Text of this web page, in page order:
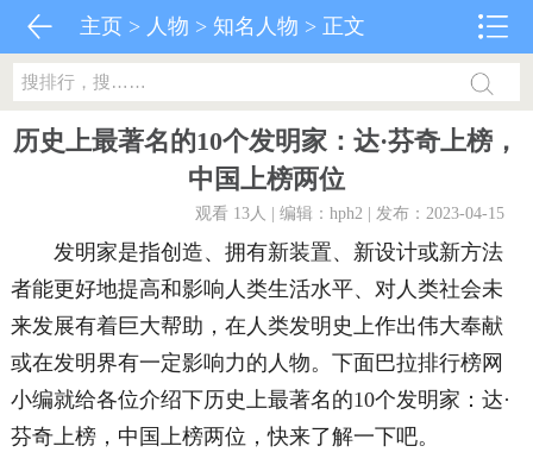
主页 > 人物 > 知名人物 > 正文
历史上最著名的10个发明家：达·芬奇上榜，
中国上榜两位
观看 13人 | 编辑：hph2 | 发布：2023-04-15
发明家是指创造、拥有新装置、新设计或新方法
者能更好地提高和影响人类生活水平、对人类社会未
来发展有着巨大帮助，在人类发明史上作出伟大奉献
或在发明界有一定影响力的人物。下面巴拉排行榜网
小编就给各位介绍下历史上最著名的10个发明家：达·
芬奇上榜，中国上榜两位，快来了解一下吧。